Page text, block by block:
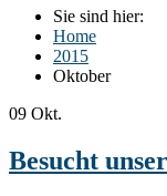
Sie sind hier:
Home
2015
Oktober
09 Okt.
Besucht